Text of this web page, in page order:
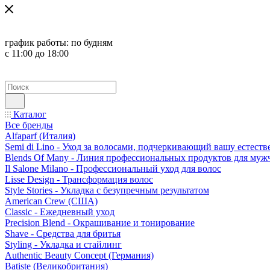
график работы: по будням
с 11:00 до 18:00
Каталог
Все бренды
Alfaparf (Италия)
Semi di Lino - Уход за волосами, подчеркивающий вашу
Blends Of Many - Линия профессиональных продуктов для
Il Salone Milano - Профессиональный уход для волос
Lisse Design - Трансформация волос
Style Stories - Укладка с безупречным результатом
American Crew (США)
Classic - Ежедневный уход
Precision Blend - Окрашивание и тонирование
Shave - Средства для бритья
Styling - Укладка и стайлинг
Authentic Beauty Concept (Германия)
Batiste (Великобритания)